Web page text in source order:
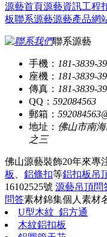
源藝首頁源藝資訊工程
板聯系源藝源藝產品網
聯系源藝
手機： 181-3839-
座機： 181-3839-
傳真： 181-3839-
QQ： 592084563
郵箱：
地址： 佛山市南
之三
佛山源藝裝飾20年來專
板
鋁條扣等鋁扣板吊
16102525號 源藝吊頂問
問答素材錦集個人素材
U型木紋_鋁方通
木紋鋁扣板